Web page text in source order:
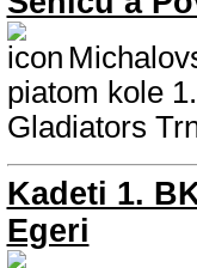
piatom kole
Gladiators
Kadeti 1.
Egeri